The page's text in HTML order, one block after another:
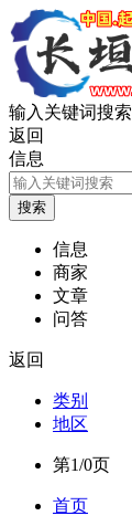
输入关键词搜索
返回
信息
信息
商家
文章
问答
返回
类别
地区
第1/0页
首页